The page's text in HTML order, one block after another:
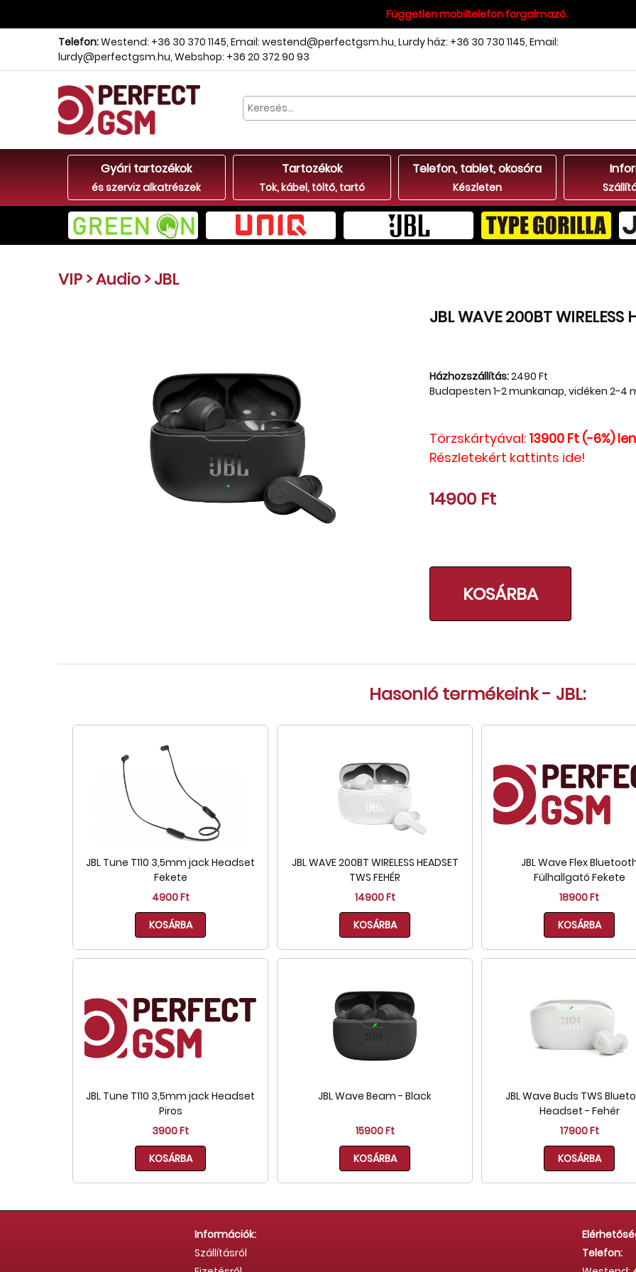
Független mobiltelefon forgalmazó.
Telefon:Westend: +36 30 370 1145, Email: westend@perfectgsm.hu, Lurdy ház: +36 30 730 1145, Email:
lurdy@perfectgsm.hu, Webshop: +36 20 372 90 93
Gyári tartozékok
és szerviz alkatrészek
Tartozékok
Tok, kábel, töltő, tartó
Telefon, tablet, okosóra
Készleten
VIP>Audio>JBL
JBL WAVE 200BT WIRELESS
Házhozszállítás:2490 Ft
Budapesten 1-2 munkanap, vidéken 2-4
Törzskártyával: 13900 Ft (-6%)
Részletekért kattints ide!
14900 Ft
KOSÁRBA
Hasonló termékeink - JBL:
JBL Tune T110 3,5mm jack Headset
Fekete
4900 Ft
KOSÁRBA
JBL WAVE 200BT WIRELESS HEADSET
TWS FEHÉR
14900 Ft
KOSÁRBA
JBL Wave Flex
Fülhallgató Fekete
18900 Ft
KOSÁRBA
JBL Tune T110 3,5mm jack Headset
Piros
3900 Ft
KOSÁRBA
JBL Wave Beam - Black
15900 Ft
KOSÁRBA
JBL Wave Buds TWS
Headset - Fehér
17900 Ft
KOSÁRBA
Információk:
Szállításról
Telefon: